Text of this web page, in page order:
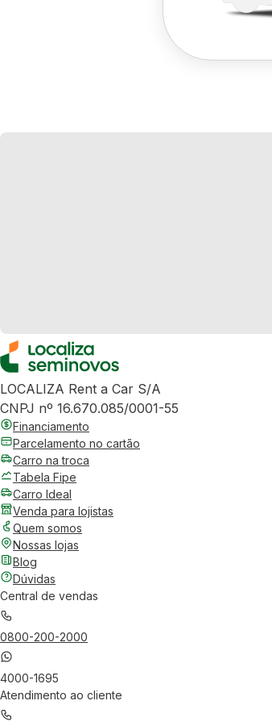
LOCALIZA Rent a Car S/A
CNPJ nº 16.670.085/0001-55
Financiamento
Parcelamento no cartão
Carro na troca
Tabela Fipe
Carro Ideal
Venda para lojistas
Quem somos
Nossas lojas
Blog
Dúvidas
Central de vendas
0800-200-2000
4000-1695
Atendimento ao cliente